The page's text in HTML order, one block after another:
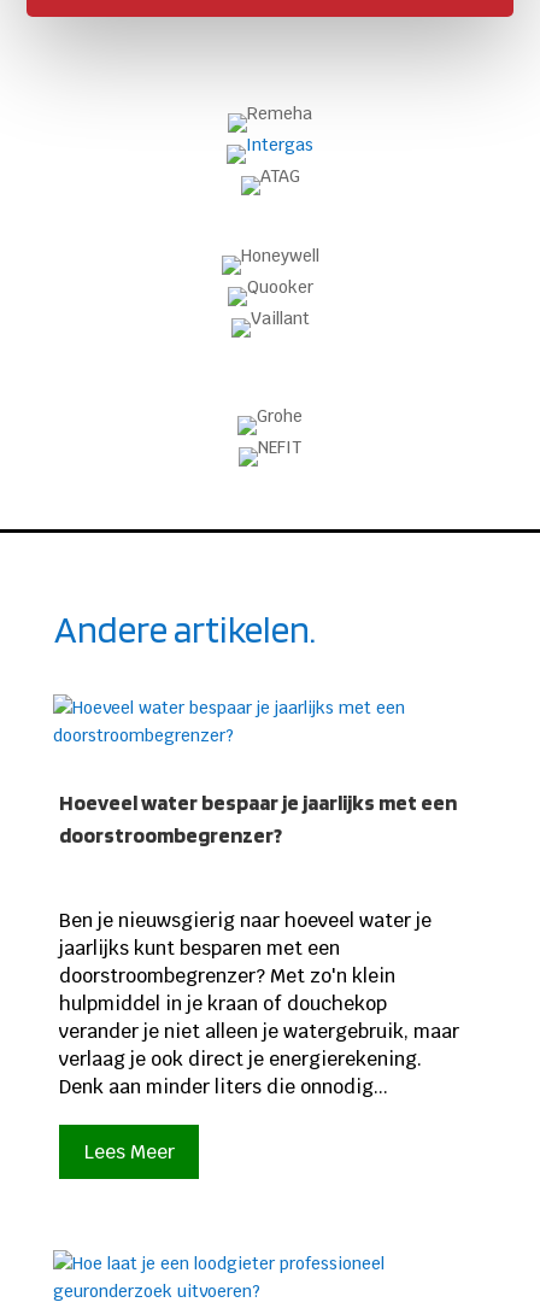
Andere artikelen.
Hoeveel water bespaar je jaarlijks met een
doorstroombegrenzer?
Ben je nieuwsgierig naar hoeveel water je
jaarlijks kunt besparen met een
doorstroombegrenzer? Met zo'n klein
hulpmiddel in je kraan of douchekop
verander je niet alleen je watergebruik, maar
verlaag je ook direct je energierekening.
Denk aan minder liters die onnodig...
Lees Meer